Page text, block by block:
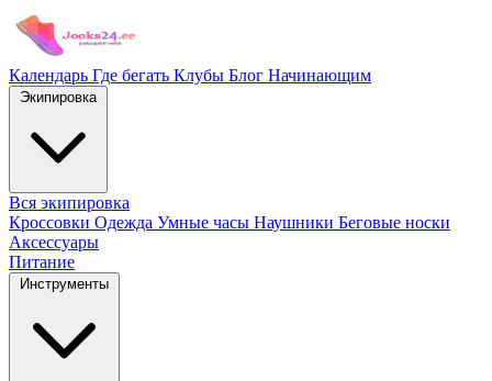
Календарь Где бегать Клубы Блог Начинающим
Экипировка
Вся экипировка
Кроссовки Одежда Умные часы Наушники Беговые носки
Аксессуары
Питание